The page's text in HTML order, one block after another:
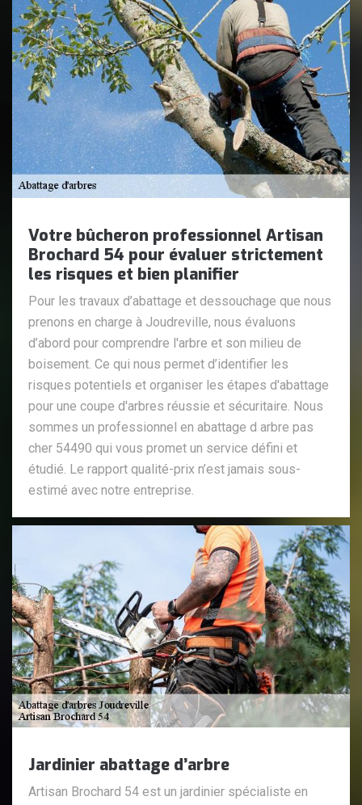
Votre bûcheron professionnel Artisan
Brochard 54 pour évaluer strictement
les risques et bien planifier
Pour les travaux d’abattage et dessouchage que nous
prenons en charge à Joudreville, nous évaluons
d’abord pour comprendre l'arbre et son milieu de
boisement. Ce qui nous permet d’identifier les
risques potentiels et organiser les étapes d'abattage
pour une coupe d'arbres réussie et sécuritaire. Nous
sommes un professionnel en abattage d arbre pas
cher 54490 qui vous promet un service défini et
étudié. Le rapport qualité-prix n’est jamais sous-
estimé avec notre entreprise.
Jardinier abattage d’arbre
Artisan Brochard 54 est un jardinier spécialiste en